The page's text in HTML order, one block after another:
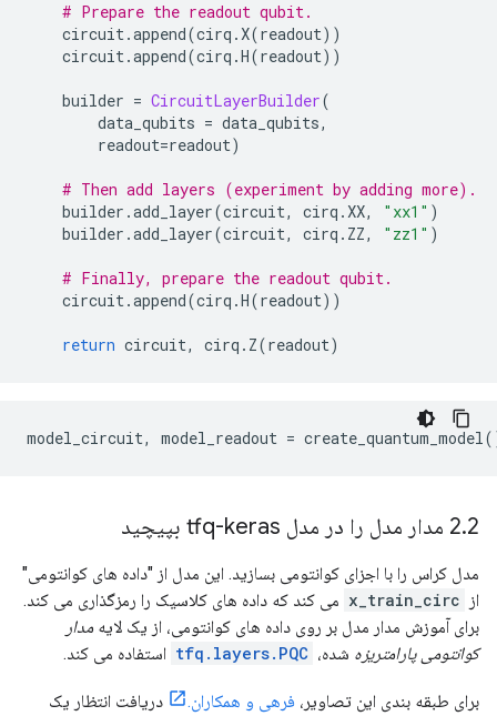
# Prepare the readout qubit.
circuit.append(cirq .X(readout))
circuit.append(cirq .H(readout))
builder = CircuitLayerBuilder(
data_qubits = data_qubits,
readout=readout)
# Then add layers (experiment by adding more).
builder .add_layer(circuit, cirq .XX, "xx1" )
builder .add_layer(circuit, cirq . ZZ, "zz1" )
# Finally, prepare the readout qubit.
circuit.append(cirq .H(readout))
return circuit, cirq . Z(readout)
model_circuit, model_readout = create_quantum_model
2.2 مدار مدل را در مدل tfq-keras بپیچید
مدل کراس را با اجزای کوانتومی بسازید. این مدل از "داده های کوانتومی"
از x_train_circ می کند که داده های کلاسیک را رمزگذاری می کند.
برای آموزش مدار مدل بر روی داده های کوانتومی، از یک لایه مدار
کوانتومی پارامتریزه شده، tfq.layers.PQC استفاده می کند.
برای طبقه بندی این تصاویر، فرهی و همکاران.
دریافت انتظار یک